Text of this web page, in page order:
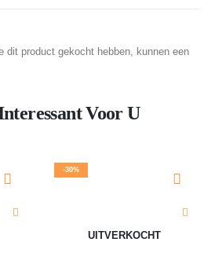
dit product gekocht hebben, kunnen een
Voor U
-30%
UITVERKOCHT